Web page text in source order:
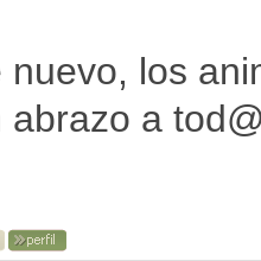
nuevo, los
abrazo a